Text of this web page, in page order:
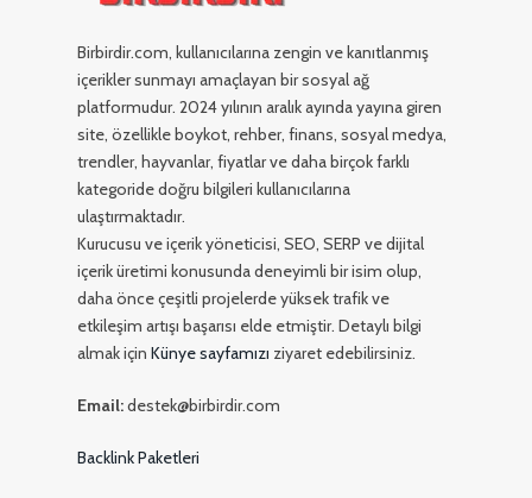
Birbirdir.com, kullanıcılarına zengin ve kanıtlanmış
içerikler sunmayı amaçlayan bir sosyal ağ
platformudur. 2024 yılının aralık ayında yayına giren
site, özellikle boykot, rehber, finans, sosyal medya,
trendler, hayvanlar, fiyatlar ve daha birçok farklı
kategoride doğru bilgileri kullanıcılarına
ulaştırmaktadır.
Kurucusu ve içerik yöneticisi, SEO, SERP ve dijital
içerik üretimi konusunda deneyimli bir isim olup,
daha önce çeşitli projelerde yüksek trafik ve
etkileşim artışı başarısı elde etmiştir. Detaylı bilgi
almak içinKünye sayfamızı ziyaret edebilirsiniz.
Email:destek@birbirdir.com
Backlink Paketleri